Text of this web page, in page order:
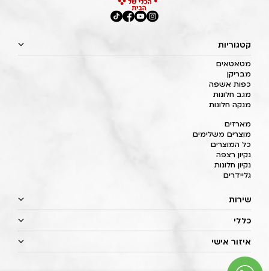
קטגוריות
מטאטאים
מבריקן
כפות אשפה
מגב חלונות
מנקה חלונות
מארזים
מוצרים משלימים
כל המוצרים
נקיון רצפה
נקיון חלונות
גליידרים
שירות
כללי
איזור אישי